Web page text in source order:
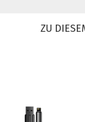
ZU